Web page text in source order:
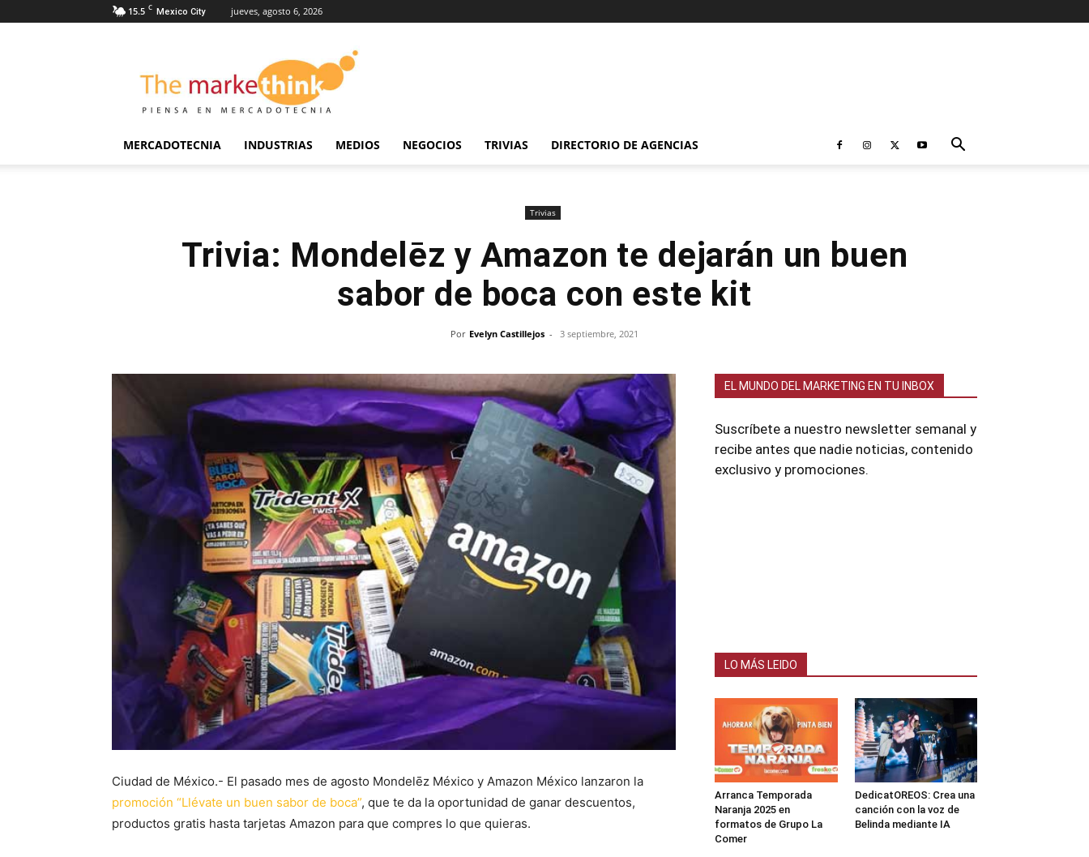
15.5 C Mexico City jueves, agosto 6, 2026
Markethink
MERCADOTECNIA INDUSTRIAS MEDIOS NEGOCIOS TRIVIAS DIRECTORIO DE AGENCIAS
Trivias
Trivia: Mondelēz y Amazon te dejarán un buen
sabor de boca con este kit
Por Evelyn Castillejos - 3 septiembre, 2021
Ciudad de México.- El pasado mes de agosto Mondelēz México y Amazon México lanzaron la
promoción “Llévate un buen sabor de boca”, que te da la oportunidad de ganar descuentos,
productos gratis hasta tarjetas Amazon para que compres lo que quieras.
EL MUNDO DEL MARKETING EN TU INBOX
Suscríbete a nuestro newsletter semanal y
recibe antes que nadie noticias, contenido
exclusivo y promociones.
LO MÁS LEIDO
Arranca Temporada
Naranja 2025 en
formatos de Grupo La
Comer
DedicatOREOS: Crea una
canción con la voz de
Belinda mediante IA